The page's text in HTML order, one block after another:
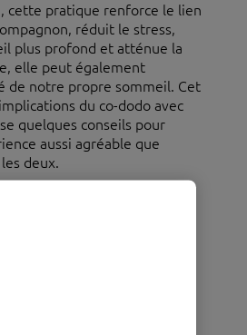
cette pratique renforce le lien
réduit le stress,
plus profond et atténue la
elle peut également
de notre propre sommeil. Cet
du co-dodo avec
quelques conseils pour
aussi agréable que
deux.
dorment-elles
?